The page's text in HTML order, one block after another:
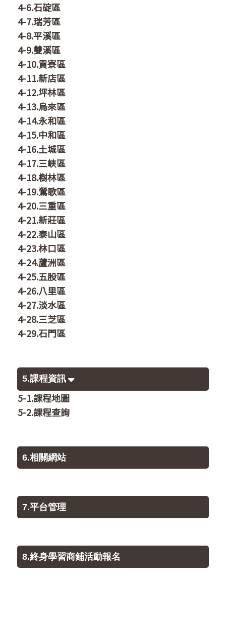
4-6.石碇區
4-7.瑞芳區
4-8.平溪區
4-9.雙溪區
4-10.貢寮區
4-11.新店區
4-12.坪林區
4-13.烏來區
4-14.永和區
4-15.中和區
4-16.土城區
4-17.三峽區
4-18.樹林區
4-19.鶯歌區
4-20.三重區
4-21.新莊區
4-22.泰山區
4-23.林口區
4-24.蘆洲區
4-25.五股區
4-26.八里區
4-27.淡水區
4-28.三芝區
4-29.石門區
5.課程資訊
5-1.課程地圖
5-2.課程查詢
6.相關網站
7.平台管理
8.終身學習商鋪活動報名